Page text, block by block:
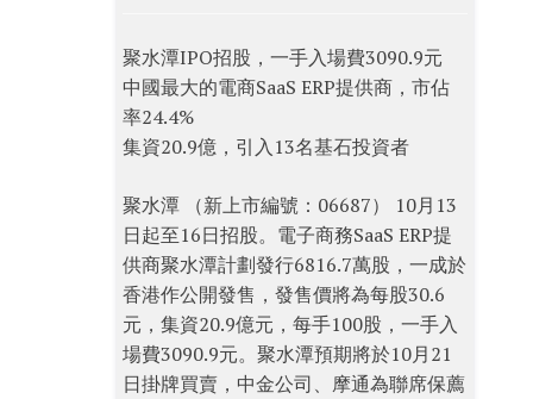
聚水潭IPO招股，一手入場費3090.9元
中國最大的電商SaaS ERP提供商，市佔
率24.4%
集資20.9億，引入13名基石投資者
聚水潭 （新上市編號：06687） 10月13
日起至16日招股。電子商務SaaS ERP提
供商聚水潭計劃發行6816.7萬股，一成於
香港作公開發售，發售價將為每股30.6
元，集資20.9億元，每手100股，一手入
場費3090.9元。聚水潭預期將於10月21
日掛牌買賣，中金公司、摩通為聯席保薦